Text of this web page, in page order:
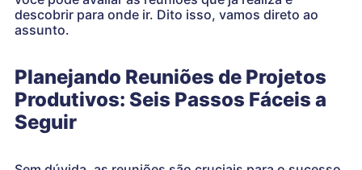
descobrir para onde ir. Dito isso, vamos direto ao
assunto.
Planejando Reuniões de Projetos
Produtivos: Seis Passos Fáceis a
Seguir